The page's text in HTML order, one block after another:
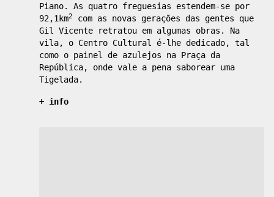
Piano. As quatro freguesias estendem-se por
92,1km2
com as novas gerações das gentes que
Gil Vicente retratou em algumas obras. Na
vila, o Centro Cultural é-lhe dedicado, tal
como o painel de azulejos na Praça da
República, onde vale a pena saborear uma
Tigelada.
+ info